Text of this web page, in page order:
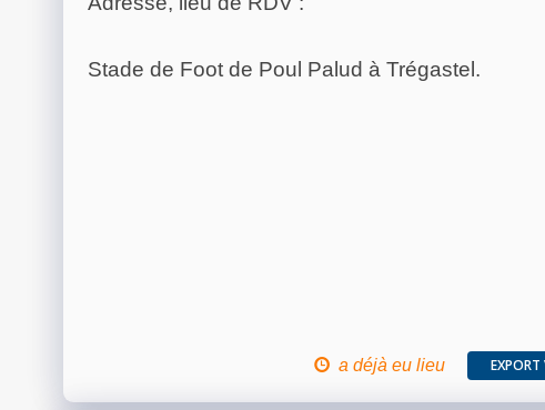
Stade de Foot de Poul Palud à Trégastel.
a déjà eu lieu EXPORT